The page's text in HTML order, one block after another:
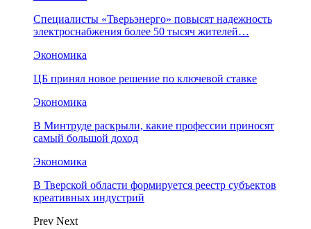
Специалисты «Тверьэнерго» повысят надежность
электроснабжения более 50 тысяч жителей…
Экономика
ЦБ принял новое решение по ключевой ставке
Экономика
В Минтруде раскрыли, какие профессии приносят
самый большой доход
Экономика
В Тверской области формируется реестр субъектов
креативных индустрий
Prev Next